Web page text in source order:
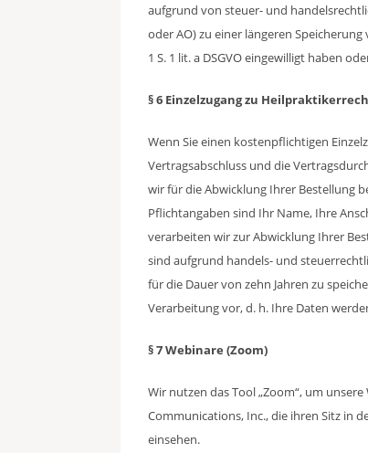
aufgrund von steuer- und
oder AO) zu einer längeren
1 S. 1 lit. a DSGVO eingewilligt haben
§ 6 Einzelzugang zu
Wenn Sie einen kostenpflichtigen
Vertragsabschluss und die
wir für die Abwicklung Ihrer Bestellung
Pflichtangaben sind Ihr Name, Ihre
verarbeiten wir zur Abwicklung Ihrer
sind aufgrund handels- und
für die Dauer von zehn Jahren zu
Verarbeitung vor, d. h. Ihre Daten
§ 7 Webinare (Zoom)
Wir nutzen das Tool „Zoom“, um
Communications, Inc., die ihren Sitz in
einsehen.